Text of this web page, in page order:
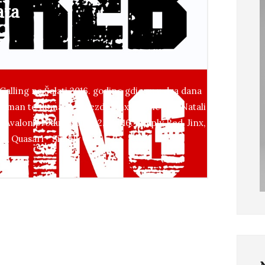
na Šalati 2016. godine gdje su u dva dana
te domaće zvijezde Jinx, Elemental, Natali
produkcijom. 22.6.2016. Simply Red, Jinx,
, Quasarr Simply